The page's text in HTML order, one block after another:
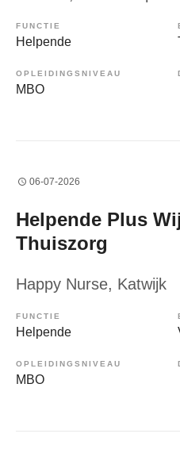
FUNCTIE
Helpende
OPLEIDINGSNIVEAU
MBO
06-07-2026
Helpende Plus
Thuiszorg
Happy Nurse, Katwijk
FUNCTIE
Helpende
OPLEIDINGSNIVEAU
MBO